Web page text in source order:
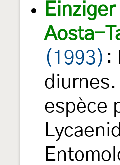
Aosta-
(1993) :
diurnes.
espèce